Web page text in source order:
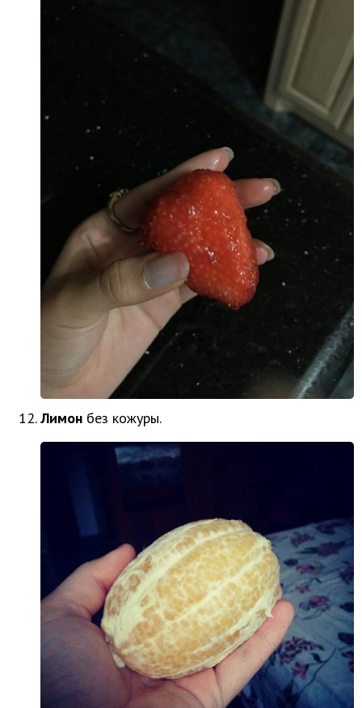
Лимон без кожуры.